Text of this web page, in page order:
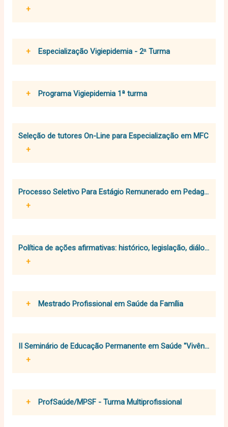
+
Especialização Vigiepidemia - 2ᵃ Turma
+
Programa Vigiepidemia 1ª turma
+
Seleção de tutores On-Line para Especialização em MFC
+
Processo Seletivo Para Estágio Remunerado em Pedagogia
+
Política de ações afirmativas: histórico, legislação, diálogos e
+
Mestrado Profissional em Saúde da Família
+
II Seminário de Educação Permanente em Saúde "Vivências
+
ProfSaúde/MPSF - Turma Multiprofissional
+